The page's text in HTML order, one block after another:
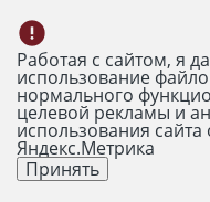
Работая с сайтом, я
использование
нормального
целевой рекламы и
использования
Яндекс.Метрика
Принять